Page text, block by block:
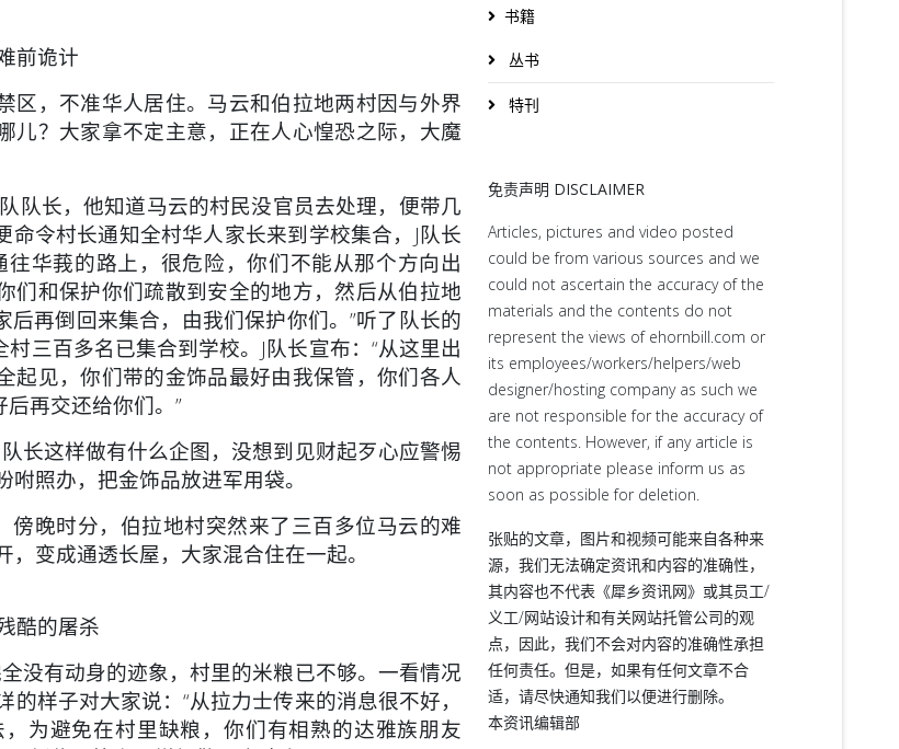
前诡计
，不准华人居住。马云和伯拉地两村因与外界
儿？大家拿不定主意，正在人心惶恐之际，大魔
长，他知道马云的村民没官员去处理，便带几
令村长通知全村华人家长来到学校集合，J队长
华莪的路上，很危险，你们不能从那个方向出
们和保护你们疏散到安全的地方，然后从伯拉地
再倒回来集合，由我们保护你们。”听了队长的
三百多名已集合到学校。J队长宣布：“从这里出
起见，你们带的金饰品最好由我保管，你们各人
再交还给你们。”
长这样做有什么企图，没想到见财起歹心应警惕
照办，把金饰品放进军用袋。
晚时分，伯拉地村突然来了三百多位马云的难
变成通透长屋，大家混合住在一起。
酷的屠杀
没有动身的迹象，村里的米粮已不够。一看情况
样子对大家说：“从拉力士传来的消息很不好，
为避免在村里缺粮，你们有相熟的达雅族朋友
书籍
丛书
特刊
免责声明 DISCLAIMER
Articles, pictures and video posted
could be from various sources and we
could not ascertain the accuracy of the
materials and the contents do not
represent the views of ehornbill.com or
its employees/workers/helpers/web
designer/hosting company as such we
are not responsible for the accuracy of
the contents. However, if any article is
not appropriate please inform us as
soon as possible for deletion.
张贴的文章，图片和视频可能来自各种来
源，我们无法确定资讯和内容的准确性，
其内容也不代表《犀乡资讯网》或其员工/
义工/网站设计和有关网站托管公司的观
点，因此，我们不会对内容的准确性承担
任何责任。但是，如果有任何文章不合
适，请尽快通知我们以便进行删除。
本资讯编辑部